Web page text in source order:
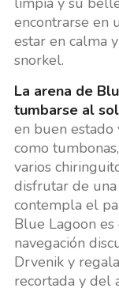
encontrarse en
estar en calma
snorkel.
La arena de
tumbarse al
en buen estado
como
varios
disfrutar de
contempla el
Blue Lagoon
navegación
Drvenik y
recortada y del